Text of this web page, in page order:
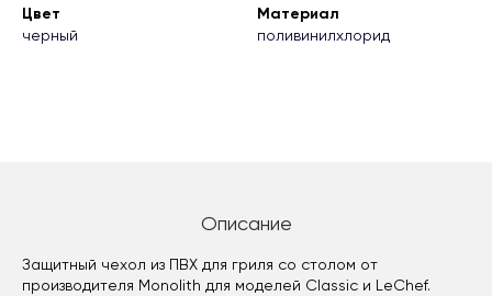
Цвет
черный
Материал
поливинилхлорид
Описание
Защитный чехол из ПВХ для гриля со столом от
производителя Monolith для моделей Classic и LeChef.